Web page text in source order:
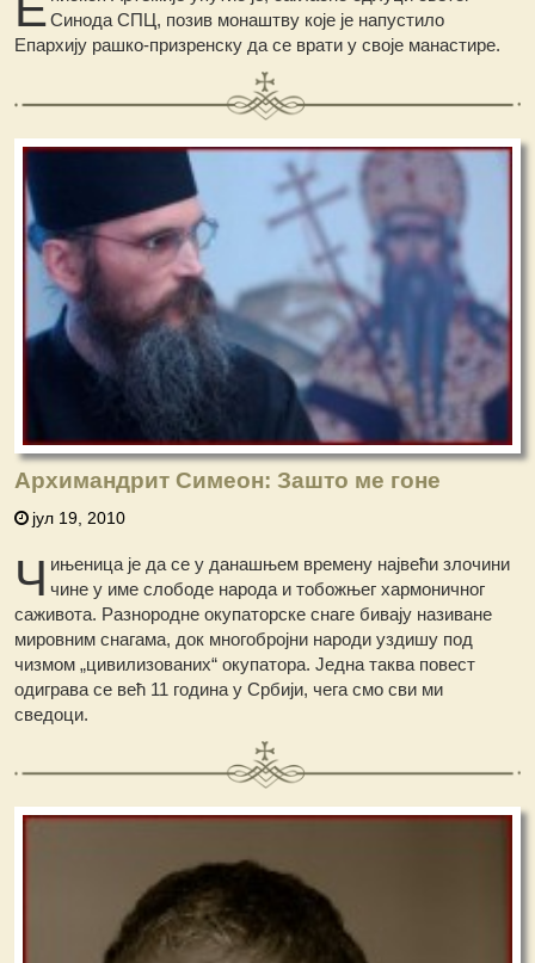
Синода СПЦ, позив монаштву које је напустило
Епархију рашко-призренску да се врати у своје манастире.
Архимандрит Симеон: Зашто ме гоне
јул 19, 2010
Ч ињеница је да се у данашњем времену највећи злочини
чине у име слободе народа и тобожњег хармоничног
саживота. Разнородне окупаторске снаге бивају називане
мировним снагама, док многобројни народи уздишу под
чизмом „цивилизованих“ окупатора. Једна таква повест
одиграва се већ 11 година у Србији, чега смо сви ми
сведоци.